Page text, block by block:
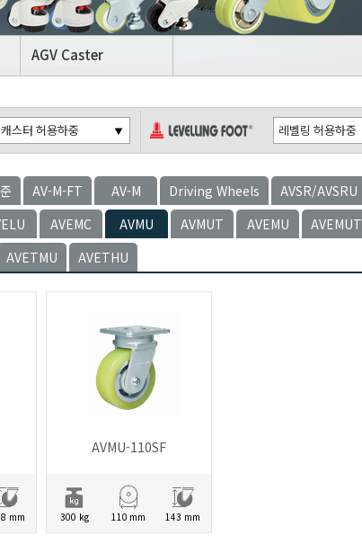
AGV Caster
AV-M-FT AV-M Driving Wheels AVSR/AVSRU
AVEMC AVMU AVMUT AVEMU AVEMUT
AVETMU AVETHU
mm
AVMU-110SF
300 kg 110 mm 143 mm